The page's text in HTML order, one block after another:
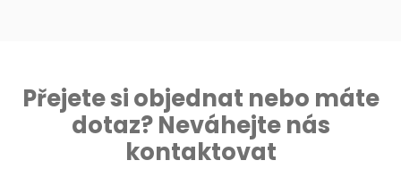
Přejete si objednat nebo máte
dotaz? Neváhejte nás
kontaktovat